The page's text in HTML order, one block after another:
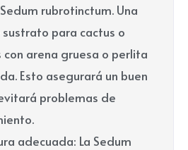
rubrotinctum. Una
para cactus o
con arena gruesa o perlita
Esto asegurará un buen
problemas de
adecuada: La Sedum